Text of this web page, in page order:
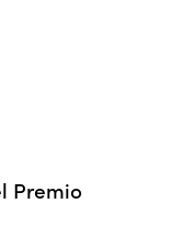
Premio